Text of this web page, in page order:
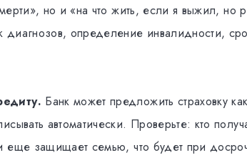
но и «на что жить, если я выжил, но
диагнозов, определение инвалидности,
Банк может предложить страховку
автоматически. Проверьте: кто
еще защищает семью, что будет при